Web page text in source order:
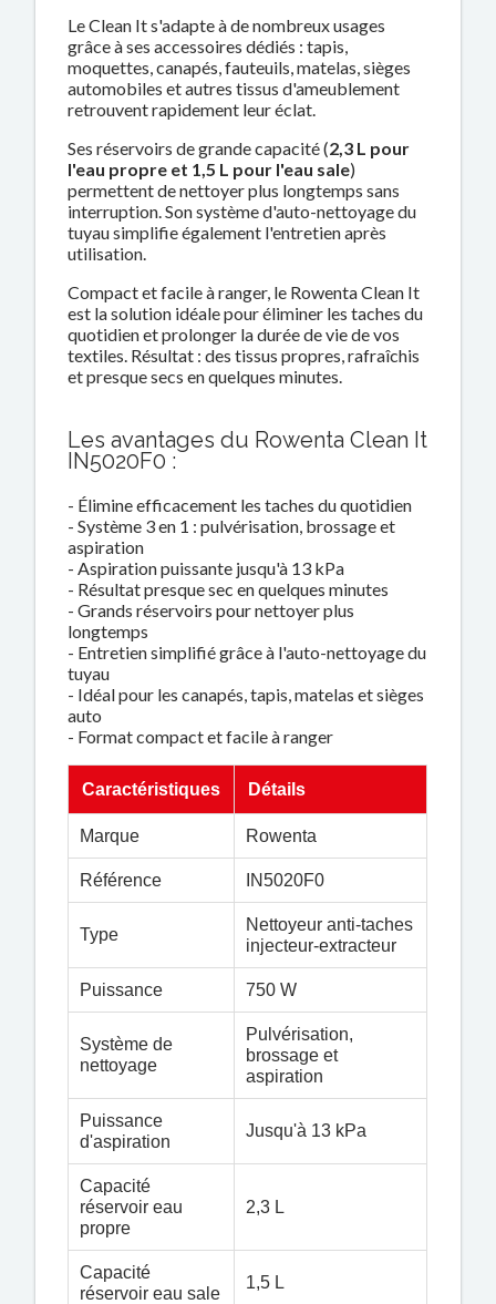
Le Clean It s'adapte à de nombreux usages
grâce à ses accessoires dédiés : tapis,
moquettes, canapés, fauteuils, matelas, sièges
automobiles et autres tissus d'ameublement
retrouvent rapidement leur éclat.
Ses réservoirs de grande capacité (2,3 L pour
l'eau propre et 1,5 L pour l'eau sale)
permettent de nettoyer plus longtemps sans
interruption. Son système d'auto-nettoyage du
tuyau simplifie également l'entretien après
utilisation.
Compact et facile à ranger, le Rowenta Clean It
est la solution idéale pour éliminer les taches du
quotidien et prolonger la durée de vie de vos
textiles. Résultat : des tissus propres, rafraîchis
et presque secs en quelques minutes.
Les avantages du Rowenta Clean It
IN5020F0 :
- Élimine efficacement les taches du quotidien
- Système 3 en 1 : pulvérisation, brossage et
aspiration
- Aspiration puissante jusqu'à 13 kPa
- Résultat presque sec en quelques minutes
- Grands réservoirs pour nettoyer plus
longtemps
- Entretien simplifié grâce à l'auto-nettoyage du
tuyau
- Idéal pour les canapés, tapis, matelas et sièges
auto
- Format compact et facile à ranger
Caractéristiques Détails
Marque Rowenta
Référence IN5020F0
Type
Nettoyeur anti-taches
injecteur-extracteur
Puissance 750 W
Système de
nettoyage
Pulvérisation,
brossage et
aspiration
Puissance
d'aspiration
Jusqu'à 13 kPa
Capacité
réservoir eau
propre
2,3 L
Capacité
réservoir eau sale
1,5 L